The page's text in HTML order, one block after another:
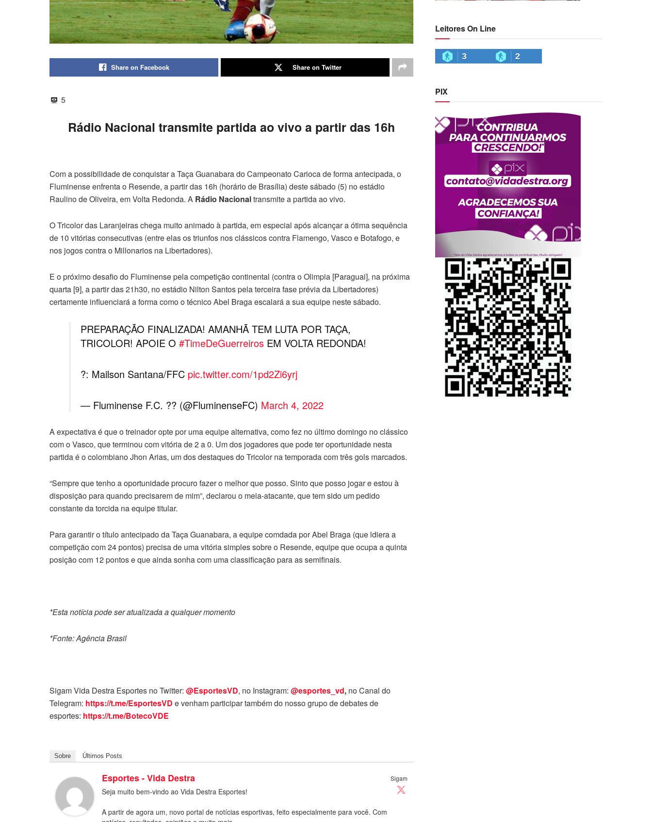
Share on Facebook Share on Twitter
5
Rádio Nacional transmite partida ao vivo a partir das 16h
Com a possibilidade de conquistar a Taça Guanabara do Campeonato Carioca de forma antecipada, o
Fluminense enfrenta o Resende, a partir das 16h (horário de Brasília) deste sábado (5) no estádio
Raulino de Oliveira, em Volta Redonda. A Rádio Nacionaltransmite a partida ao vivo.
O Tricolor das Laranjeiras chega muito animado à partida, em especial após alcançar a ótima sequência
de 10 vitórias consecutivas (entre elas os triunfos nos clássicos contra Flamengo, Vasco e Botafogo, e
nos jogos contra o Millonarios na Libertadores).
E o próximo desafio do Fluminense pela competição continental (contra o Olimpia [Paraguai], na próxima
quarta [9], a partir das 21h30, no estádio Nilton Santos pela terceira fase prévia da Libertadores)
certamente influenciará a forma como o técnico Abel Braga escalará a sua equipe neste sábado.
PREPARAÇÃO FINALIZADA! AMANHÃ TEM LUTA POR TAÇA,
TRICOLOR! APOIE O #TimeDeGuerreiros EM VOLTA REDONDA!
?: Mailson Santana/FFC pic.twitter.com/1pd2Zi6yrj
— Fluminense F.C. ?? (@FluminenseFC) March 4, 2022
A expectativa é que o treinador opte por uma equipe alternativa, como fez no último domingo no clássico
com o Vasco, que terminou com vitória de 2 a 0. Um dos jogadores que pode ter oportunidade nesta
partida é o colombiano Jhon Arias, um dos destaques do Tricolor na temporada com três gols marcados.
“Sempre que tenho a oportunidade procuro fazer o melhor que posso. Sinto que posso jogar e estou à
disposição para quando precisarem de mim”, declarou o meia-atacante, que tem sido um pedido
constante da torcida na equipe titular.
Para garantir o título antecipado da Taça Guanabara, a equipe comdada por Abel Braga (que ldiera a
competição com 24 pontos) precisa de uma vitória simples sobre o Resende, equipe que ocupa a quinta
posição com 12 pontos e que ainda sonha com uma classificação para as semifinais.
*Esta notícia pode ser atualizada a qualquer momento
*Fonte: Agência Brasil
Sigam Vida Destra Esportes no Twitter: @EsportesVD, no Instagram: @esportes_vd, no Canal do
Telegram: https://t.me/EsportesVD e venham participar também do nosso grupo de debates de
esportes: https://t.me/BotecoVDE
Sobre Últimos Posts
Sigam
Esportes - Vida Destra
Seja muito bem-vindo ao Vida Destra Esportes!
A partir de agora um, novo portal de notícias esportivas, feito especialmente para você. Com
Leitores On Line
3 2
PIX